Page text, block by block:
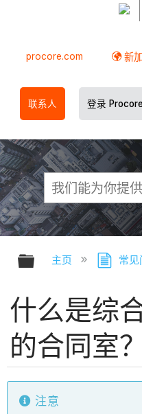
procore.com 新加
联系人 登录
扩展/隐缩全
主页 常
什么是综
的合同室？
注意